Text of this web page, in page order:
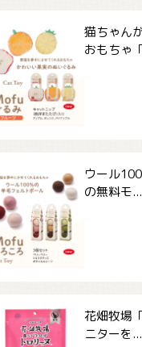
猫ちゃん
おもちゃ
ウール
の無料モ...
花畑牧場
ニターを...